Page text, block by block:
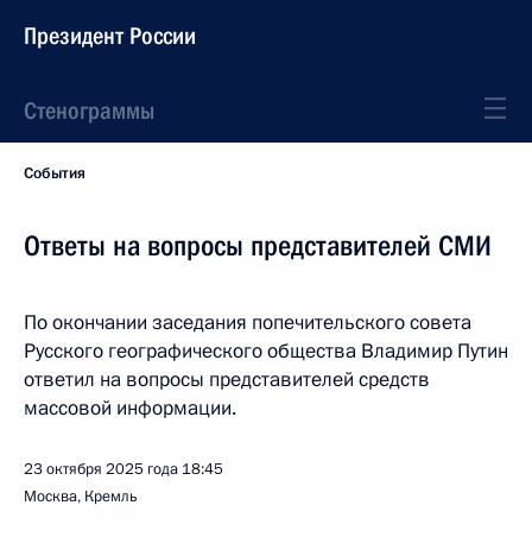
Президент России
Стенограммы
События
Ответы на вопросы представителей СМИ
По окончании заседания попечительского совета
Русского географического общества Владимир Путин
ответил на вопросы представителей средств
массовой информации.
23 октября 2025 года 18:45
Москва, Кремль